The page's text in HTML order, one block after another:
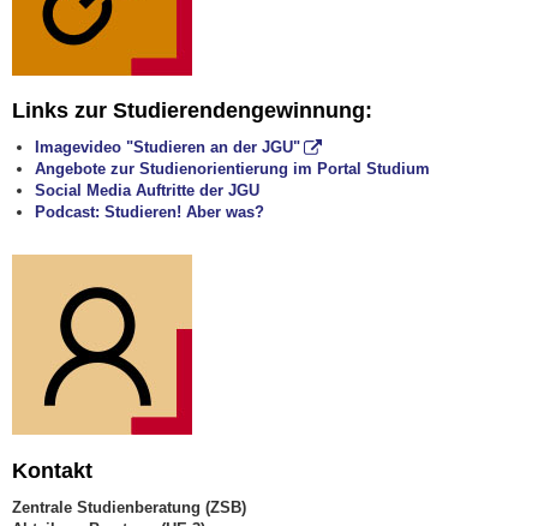
Links zur Studierendengewinnung:
Imagevideo "Studieren an der JGU"
Angebote zur Studienorientierung im Portal Studium
Social Media Auftritte der JGU
Podcast: Studieren! Aber was?
Kontakt
Zentrale Studienberatung (ZSB)